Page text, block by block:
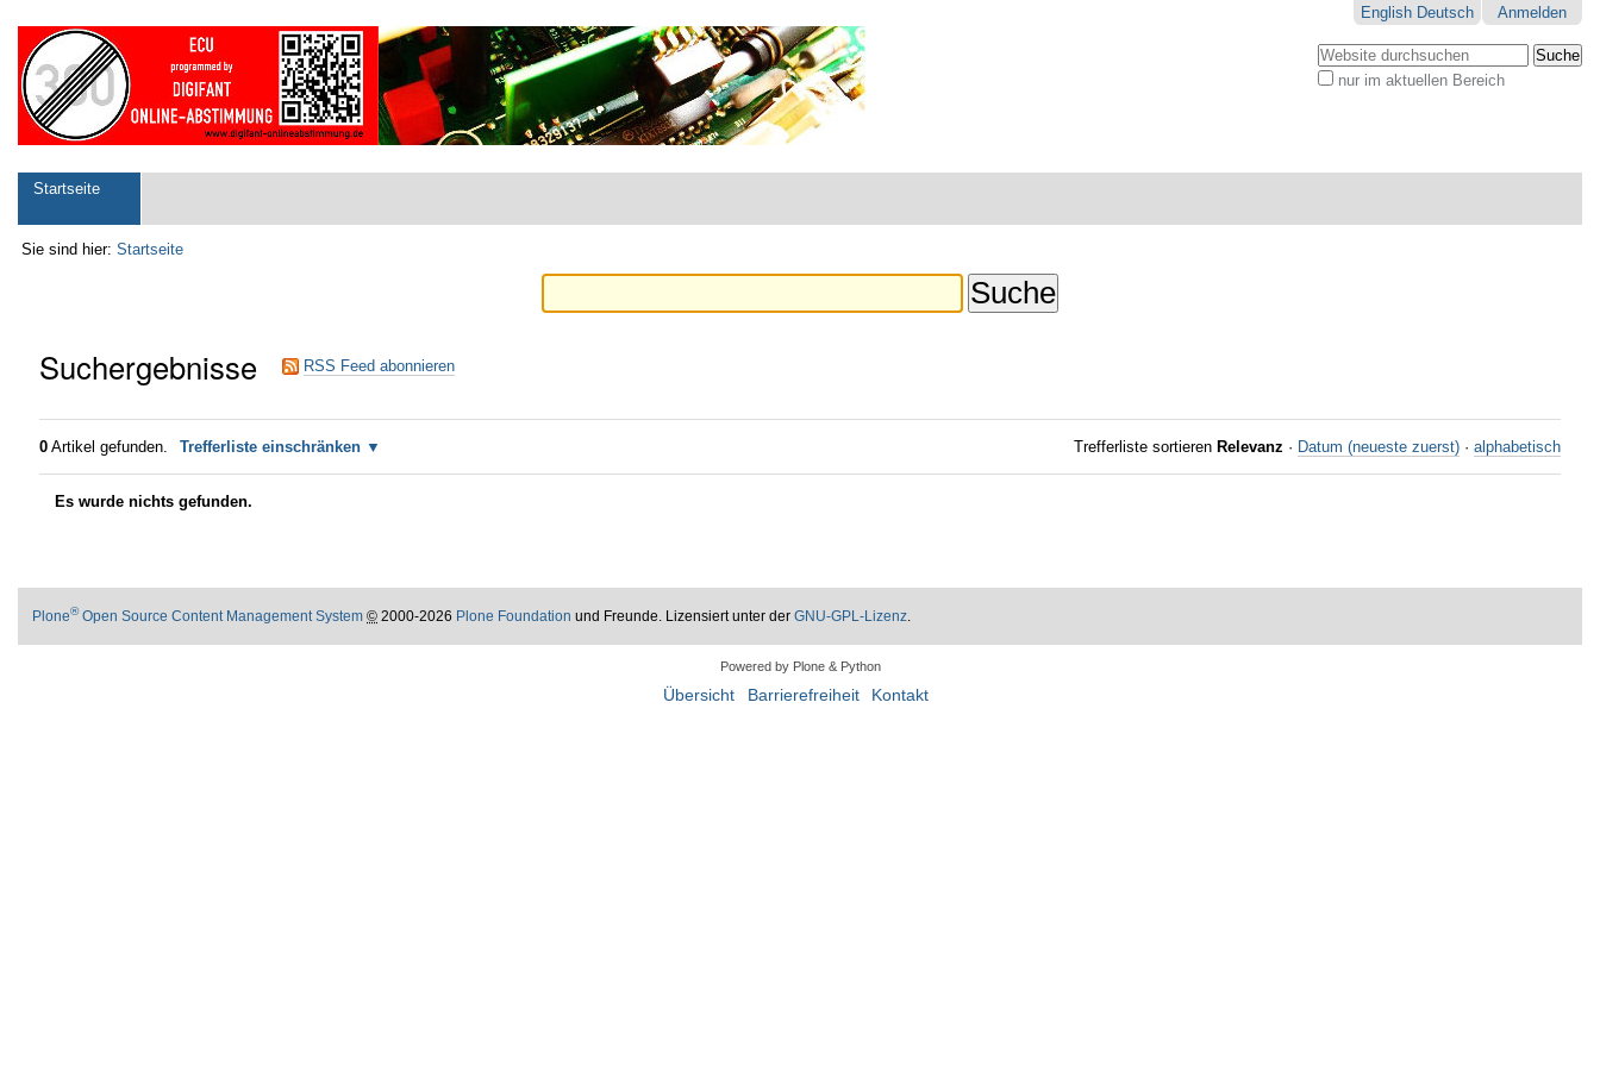
zum
Inhalt
|
Direkt
zur
Navigation
Werkzeuge
Anmelden
English Deutsch
Website durchsuchen
nur im aktuellen Bereich
Sektionen
Startseite
Sie sind hier: Startseite
Suchergebnisse RSS Feed abonnieren
0 Artikel gefunden. Trefferliste einschränken Trefferliste sortieren Relevanz · Datum (neueste zuerst) · alphabetisch
Es wurde nichts gefunden.
Plone®Open Source Content Management System © 2000-2026 Plone Foundation und Freunde. Lizensiert unter derGNU-GPL-Lizenz
Powered by Plone & Python
Übersicht Barrierefreiheit Kontakt